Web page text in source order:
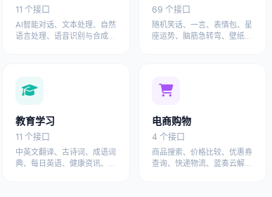
11 个接口
AI智能对话、文本处理、自然
语言处理、语音识别与合成等
69 个接口
随机笑话、一言、表情包、星
座运势、脑筋急转弯、壁纸图
教育学习
11 个接口
中英文翻译、古诗词、成语词
典、每日英语、健康资讯、医
电商购物
4 个接口
商品搜索、价格比较、优惠券
查询、快递物流、蓝奏云解析